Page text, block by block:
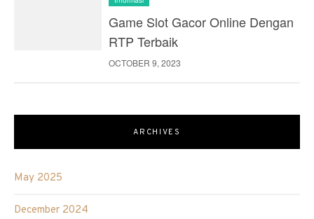
Game Slot Gacor Online Dengan
RTP Terbaik
OCTOBER 9, 2023
ARCHIVES
May 2025
December 2024